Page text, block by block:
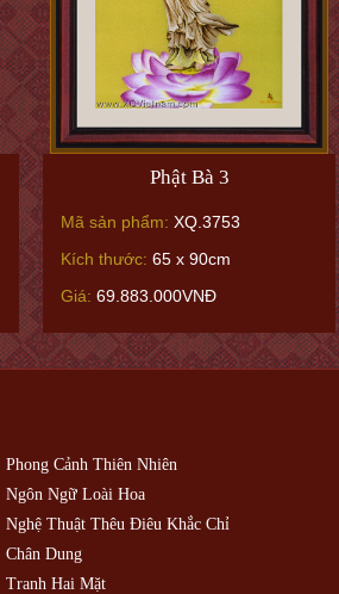
Phật Bà 3
Mã sản phẩm: XQ.3753
Kích thước: 65 x 90cm
Giá: 69.883.000VNĐ
Phong Cảnh Thiên Nhiên
Ngôn Ngữ Loài Hoa
Nghệ Thuật Thêu Điêu Khắc Chỉ
Chân Dung
Tranh Hai Mặt